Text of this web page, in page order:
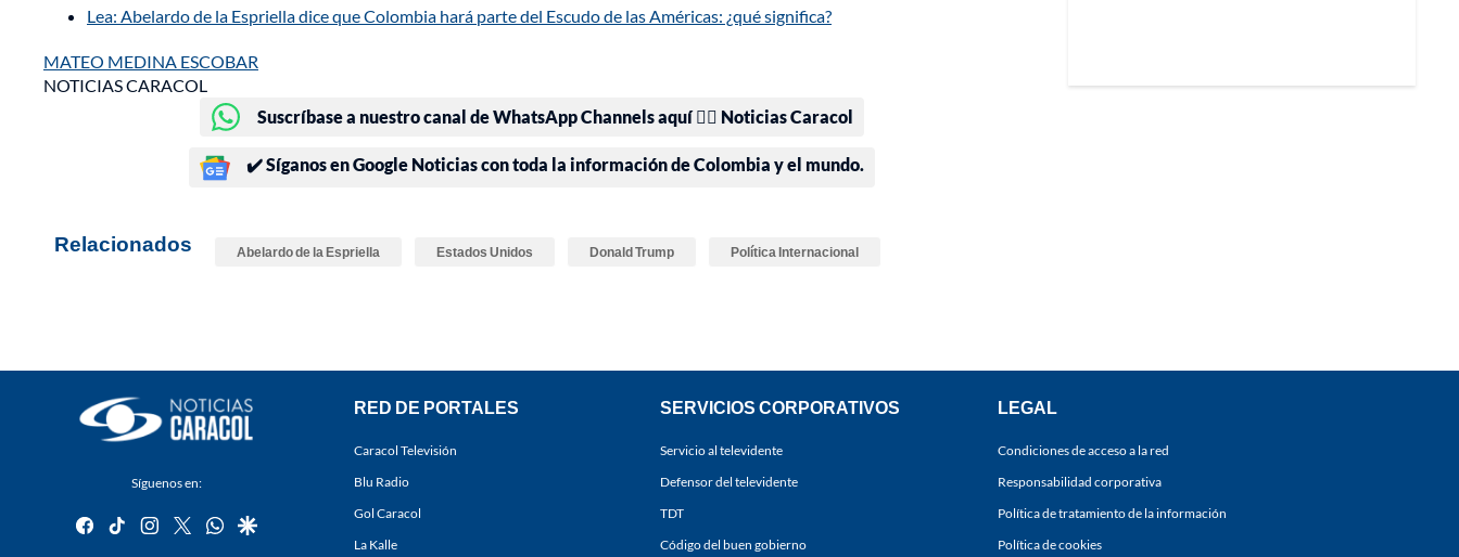
Lea: Abelardo de la Espriella dice que Colombia hará parte del Escudo de las Américas: ¿qué significa?
MATEO MEDINA ESCOBAR
NOTICIAS CARACOL
Suscríbase a nuestro canal de WhatsApp Channels aquí 👉🏻 Noticias Caracol
✔️ Síganos en Google Noticias con toda la información de Colombia y el mundo.
Relacionados Abelardo de la Espriella Estados Unidos Donald Trump Política Internacional
Síguenos en:
facebook
tiktok instagram
twitterwhatsapp
google
RED DE PORTALES
Caracol Televisión
Blu Radio
Gol Caracol
La Kalle
SERVICIOS CORPORATIVOS
Servicio al televidente
Defensor del televidente
TDT
Código del buen gobierno
LEGAL
Condiciones de acceso a la red
Responsabilidad corporativa
Política de tratamiento de la información
Política de cookies